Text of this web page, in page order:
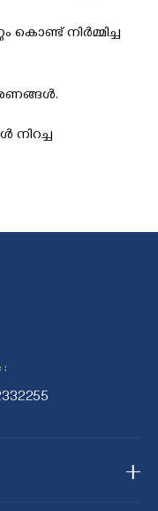
കൊണ്ട് നിർമ്മിച്ച
നിറച്ച
: